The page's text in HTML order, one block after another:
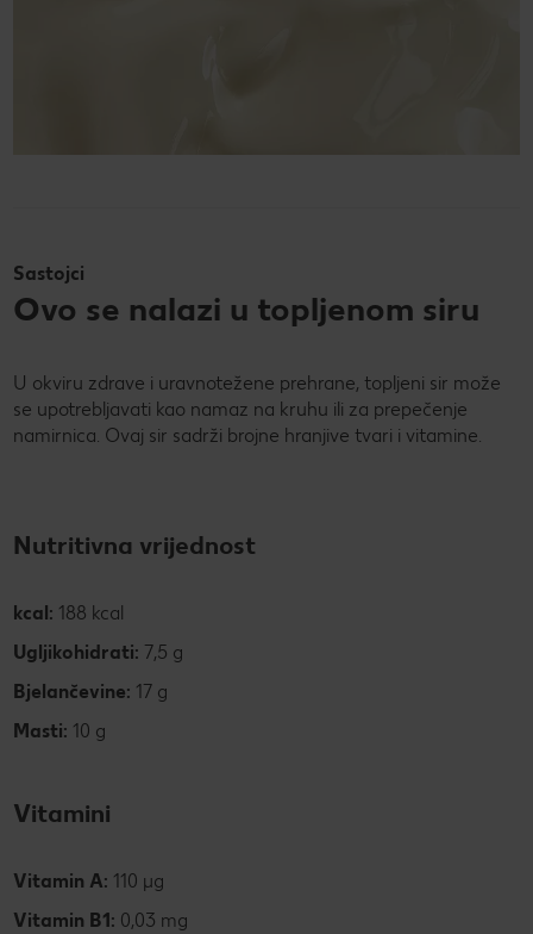
Sastojci
Ovo se nalazi u topljenom siru
U okviru zdrave i uravnotežene prehrane, topljeni sir može
se upotrebljavati kao namaz na kruhu ili za prepečenje
namirnica. Ovaj sir sadrži brojne hranjive tvari i vitamine.
Nutritivna vrijednost
kcal: 188 kcal
Ugljikohidrati: 7,5 g
Bjelančevine: 17 g
Masti: 10 g
Vitamini
Vitamin A: 110 µg
Vitamin B1: 0,03 mg